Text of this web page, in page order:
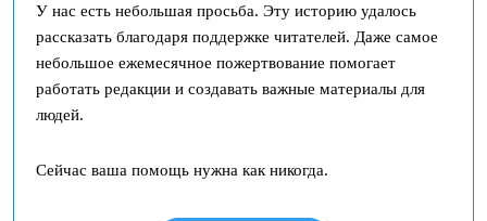
У нас есть небольшая просьба. Эту историю удалось
рассказать благодаря поддержке читателей. Даже самое
небольшое ежемесячное пожертвование помогает
работать редакции и создавать важные материалы для
людей.
Сейчас ваша помощь нужна как никогда.